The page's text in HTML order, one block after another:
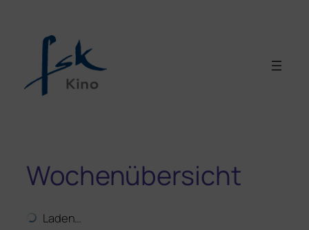
Wochenübersicht
Laden…